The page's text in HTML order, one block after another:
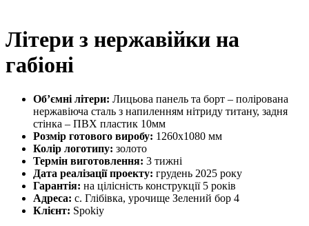
Літери з нержавійки на
габіоні
Об’ємні літери: Лицьова панель та борт – полірована
нержавіюча сталь з напиленням нітриду титану, задня
стінка – ПВХ пластик 10мм
Розмір готового виробу: 1260х1080 мм
Колір логотипу: золото
Термін виготовлення: 3 тижні
Дата реалізації проекту: грудень 2025 року
Гарантія: на цілісність конструкції 5 років
Адреса: с. Глібівка, урочище Зелений бор 4
Клієнт: Spokiy